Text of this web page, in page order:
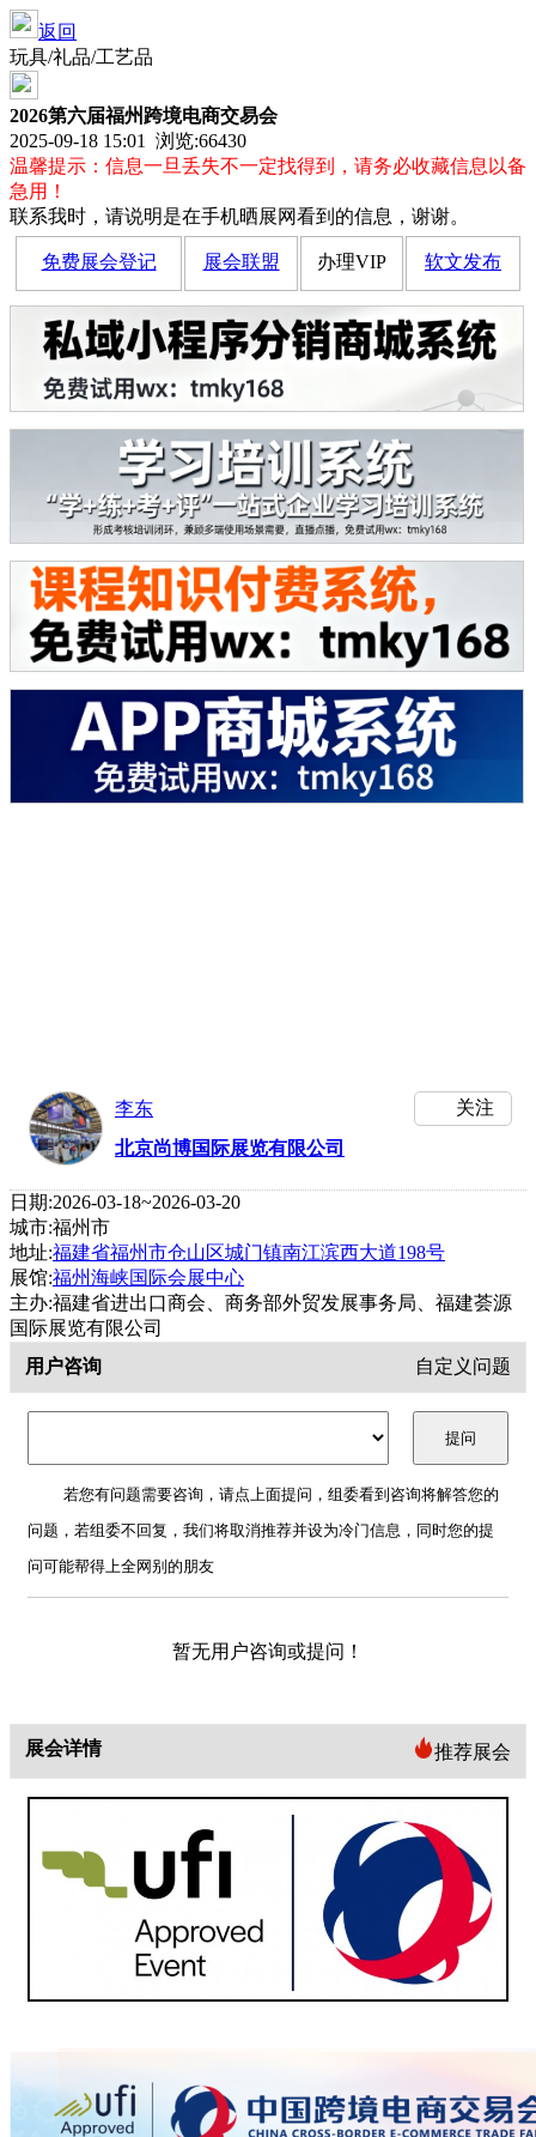
返回
玩具/礼品/工艺品
2026第六届福州跨境电商交易会
2025-09-18 15:01 浏览:66430
温馨提示：信息一旦丢失不一定找得到，请务必收藏信息以备
急用！
联系我时，请说明是在手机晒展网看到的信息，谢谢。
免费展会登记 展会联盟 办理VIP 软文发布
关注
李东
北京尚博国际展览有限公司
日期:2026-03-18~2026-03-20
城市:福州市
地址:福建省福州市仓山区城门镇南江滨西大道198号
展馆:福州海峡国际会展中心
主办:福建省进出口商会、商务部外贸发展事务局、福建荟源
国际展览有限公司
用户咨询
自定义问题
若您有问题需要咨询，请点上面提问，组委看到咨询将解答您的
问题，若组委不回复，我们将取消推荐并设为冷门信息，同时您的提
问可能帮得上全网别的朋友
暂无用户咨询或提问！
展会详情 推荐展会